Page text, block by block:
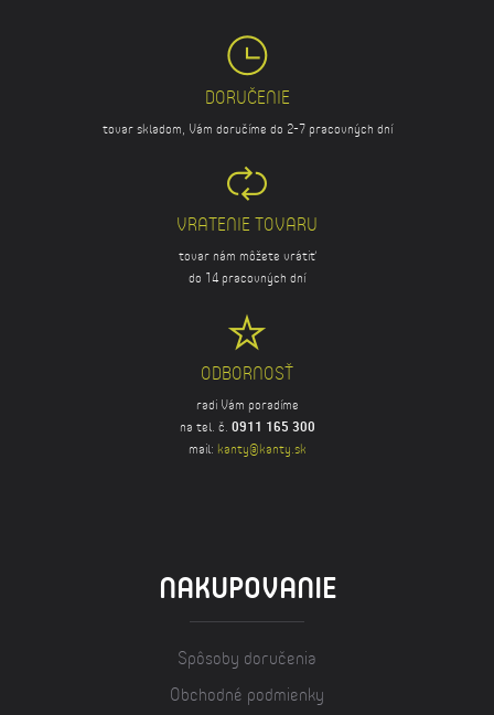
DORUČENIE
tovar skladom, Vám doručíme do 2-7 pracovných dní
VRATENIE TOVARU
tovar nám môžete vrátiť
do 14 pracovných dní
ODBORNOSŤ
radi Vám poradíme
na tel. č. 0911 165 300
mail: kanty@kanty.sk
NAKUPOVANIE
Spôsoby doručenia
Obchodné podmienky